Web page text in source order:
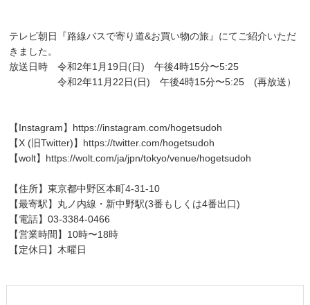
テレビ朝日『路線バスで寄り道&お買い物の旅』にてご紹介いただ
きました。
放送日時 令和2年1月19日(日) 午後4時15分〜5:25
令和2年11月22日(日) 午後4時15分〜5:25 (再放送）
【Instagram】 https://instagram.com/hogetsudoh
【X (旧Twitter)】 https://twitter.com/hogetsudoh
【wolt】 https://wolt.com/ja/jpn/tokyo/venue/hogetsudoh
【住所】東京都中野区本町4-31-10
【最寄駅】丸ノ内線・新中野駅(3番もしくは4番出口)
【電話】03-3384-0466
【営業時間】10時〜18時
【定休日】木曜日